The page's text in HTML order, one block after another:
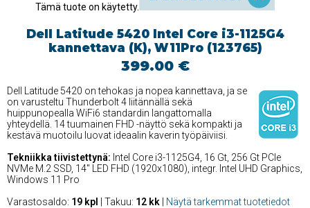
Tämä tuote on käytetty.
Dell Latitude 5420 Intel Core i3-1125G4
kannettava (K), W11Pro (123765)
399.00 €
Dell Latitude 5420 on tehokas ja nopea kannettava, ja se
on varusteltu Thunderbolt 4 liitännällä sekä
huippunopealla WiFi6 standardin langattomalla
yhteydellä. 14 tuumainen FHD -näyttö sekä kompakti ja
kestävä muotoilu luovat ideaalin kaverin työpäiviisi.
Tekniikka tiivistettynä: Intel Core i3-1125G4, 16 Gt, 256 Gt PCIe
NVMe M.2 SSD, 14'' LED FHD (1920x1080), integr. Intel UHD Graphics,
Windows 11 Pro
Varastosaldo: 19 kpl | Takuu: 12 kk Näytä tarkemmat tuotetiedot